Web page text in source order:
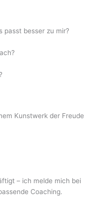
passt besser zu mir?
Kunstwerk der Freude
– ich melde mich bei
Coaching.